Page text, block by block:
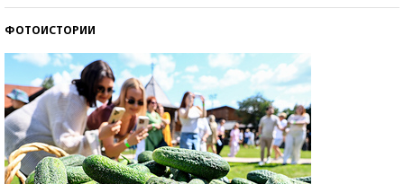
ФОТОИСТОРИИ